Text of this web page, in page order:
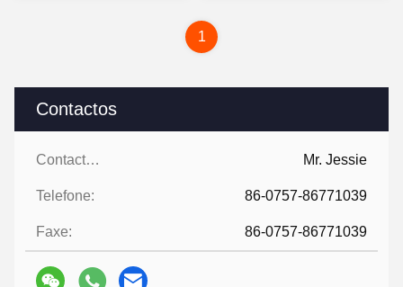
Contactos
Contactos: Mr. Jessie
Telefone: 86-0757-86771039
Faxe: 86-0757-86771039
1